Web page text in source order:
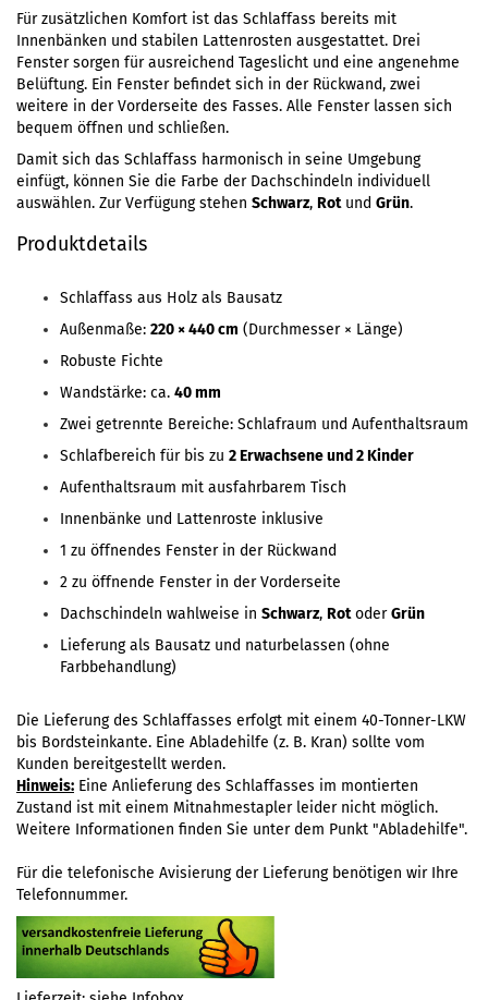
Für zusätzlichen Komfort ist das Schlaffass bereits mit
Innenbänken und stabilen Lattenrosten ausgestattet. Drei
Fenster sorgen für ausreichend Tageslicht und eine angenehme
Belüftung. Ein Fenster befindet sich in der Rückwand, zwei
weitere in der Vorderseite des Fasses. Alle Fenster lassen sich
bequem öffnen und schließen.
Damit sich das Schlaffass harmonisch in seine Umgebung
einfügt, können Sie die Farbe der Dachschindeln individuell
auswählen. Zur Verfügung stehen Schwarz, Rotund Grün.
Produktdetails
Schlaffass aus Holz als Bausatz
Außenmaße: 220 × 440 cm (Durchmesser × Länge)
Robuste Fichte
Wandstärke: ca. 40 mm
Zwei getrennte Bereiche: Schlafraum und Aufenthaltsraum
Schlafbereich für bis zu 2 Erwachsene und 2 Kinder
Aufenthaltsraum mit ausfahrbarem Tisch
Innenbänke und Lattenroste inklusive
1 zu öffnendes Fenster in der Rückwand
2 zu öffnende Fenster in der Vorderseite
Dachschindeln wahlweise in Schwarz, RotoderGrün
Lieferung als Bausatz und naturbelassen (ohne
Farbbehandlung)
Die Lieferung des Schlaffasses erfolgt mit einem 40-Tonner-LKW
bis Bordsteinkante. Eine Abladehilfe (z. B. Kran) sollte vom
Kunden bereitgestellt werden.
Hinweis: Eine Anlieferung des Schlaffasses im montierten
Zustand ist mit einem Mitnahmestapler leider nicht möglich.
Weitere Informationen finden Sie unter dem Punkt "Abladehilfe".
Für die telefonische Avisierung der Lieferung benötigen wir Ihre
Telefonnummer.